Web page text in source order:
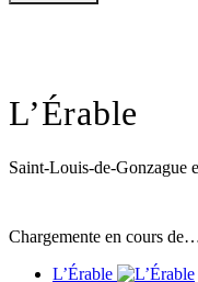
L’Érable
Saint-Louis-de-Gonzague
Chargemente en cours
L’Érable